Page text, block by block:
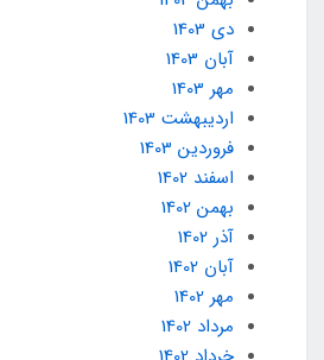
دی 1403
آبان 1403
مهر 1403
ارديبهشت 1403
فروردین 1403
اسفند 1402
بهمن 1402
آذر 1402
آبان 1402
مهر 1402
مرداد 1402